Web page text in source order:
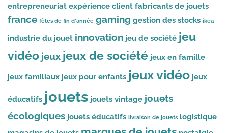
entrepreneuriat expérience client fabricants de jouets
france fêtes de fin d'année gaming gestion des stocks ikea
industrie du jouet innovation jeu de société jeu
vidéo jeux jeux de société jeux en famille
jeux familiaux jeux pour enfants jeux vidéo jeux
éducatifs jouets jouets vintage jouets
écologiques jouets éducatifs livraison de jouets logistique